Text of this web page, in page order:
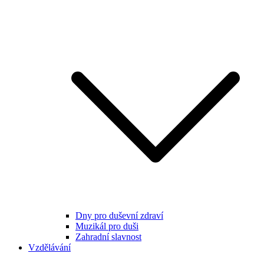
Dny pro duševní zdraví
Muzikál pro duši
Zahradní slavnost
Vzdělávání